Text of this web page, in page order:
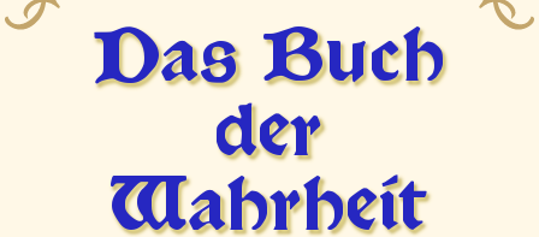
Das Buch
der
Wahrheit